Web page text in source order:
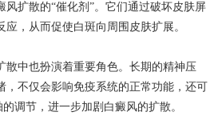
风扩散的“催化剂”。它们通过破坏皮肤屏
，从而促使白斑向周围皮肤扩展。
中也扮演着重要角色。长期的精神压
，不仅会影响免疫系统的正常功能，还可
调节，进一步加剧白癜风的扩散。